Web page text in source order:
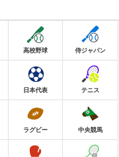
高校野球 侍ジャパン
日本代表 テニス
ラグビー 中央競馬